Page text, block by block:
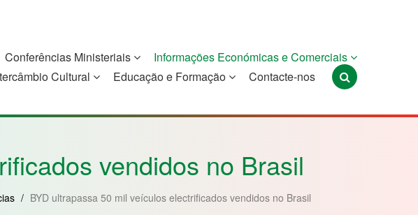
Moçambique Portugal
São Tomé e
Timor-Leste
Conferências Ministeriais
Informações Económicas e Comerciais
Cultural
Educação e Formação Contacte-nos
vendidos no Brasil
/ BYD ultrapassa 50 mil veículos electrificados vendidos no Brasil